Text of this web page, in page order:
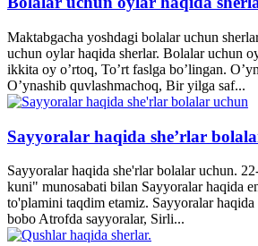
Maktabgacha yoshdagi bolalar uchun
uchun oylar haqida sherlar. Bolalar uchun
ikkita oy o’rtoq, To’rt faslga bo’lingan.
O’ynashib quvlashmachoq, Bir yilga saf...
Sayyoralar haqida she’rlar
Sayyoralar haqida she'rlar bolalar uchun.
kuni" munosabati bilan Sayyoralar haqida
to'plamini taqdim etamiz. Sayyoralar haqida
bobo Atrofda sayyoralar, Sirli...